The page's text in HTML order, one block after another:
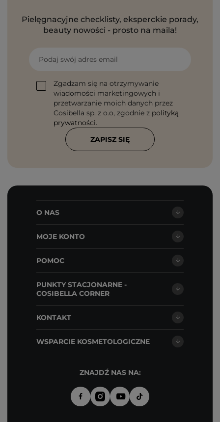
Pielęgnacyjne checklisty, eksperckie porady,
beauty nowości - prosto na maila!
Podaj swój adres email
Zgadzam się na otrzymywanie
wiadomości marketingowych i
przetwarzanie moich danych przez
Cosibella sp. z o.o, zgodnie z polityką
prywatności.
ZAPISZ SIĘ
O NAS
MOJE KONTO
POMOC
PUNKTY STACJONARNE -
COSIBELLA CORNER
KONTAKT
WSPARCIE KOSMETOLOGICZNE
ZNAJDŹ NAS NA: